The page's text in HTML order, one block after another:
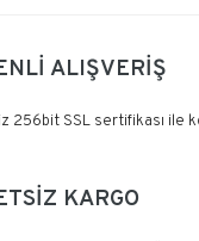
Yorum Yaz
ALIŞVERİŞ
256bit SSL sertifikası ile
KARGO